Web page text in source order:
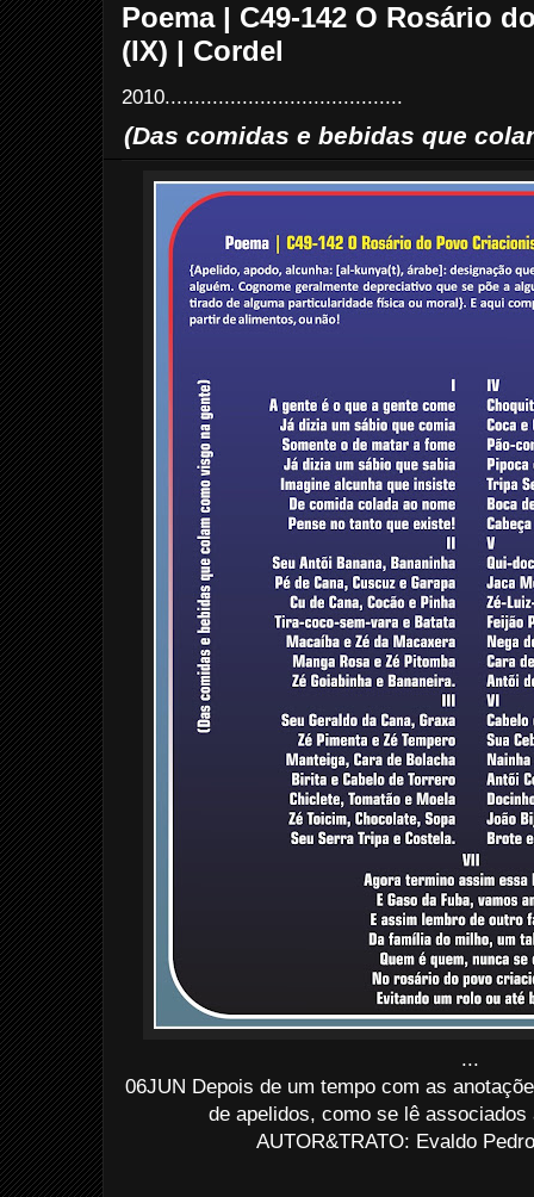
Poema | C49-142 O Rosário
(IX) | Cordel
2010........................................
(Das comidas e bebidas que
...
06JUN Depois de um tempo com as
de apelidos, como se lê
AUTOR&TRATO: Evaldo